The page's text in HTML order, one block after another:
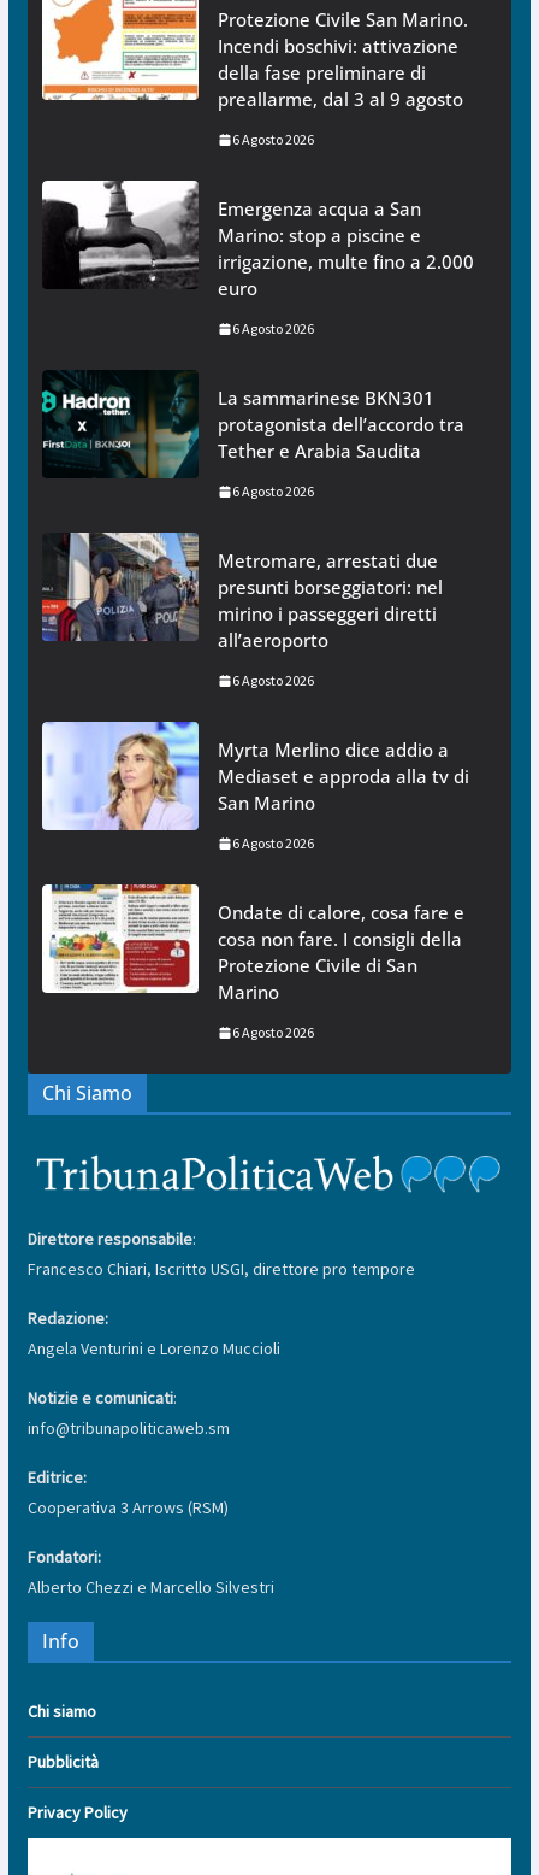
Protezione Civile San Marino.
Incendi boschivi: attivazione
della fase preliminare di
preallarme, dal 3 al 9 agosto
6 Agosto 2026
Emergenza acqua a San
Marino: stop a piscine e
irrigazione, multe fino a 2.000
euro
6 Agosto 2026
La sammarinese BKN301
protagonista dell’accordo tra
Tether e Arabia Saudita
6 Agosto 2026
Metromare, arrestati due
presunti borseggiatori: nel
mirino i passeggeri diretti
all’aeroporto
6 Agosto 2026
Myrta Merlino dice addio a
Mediaset e approda alla tv di
San Marino
6 Agosto 2026
Ondate di calore, cosa fare e
cosa non fare. I consigli della
Protezione Civile di San
Marino
6 Agosto 2026
Chi Siamo
Direttore responsabile:
Francesco Chiari, Iscritto USGI, direttore pro tempore
Redazione:
Angela Venturini e Lorenzo Muccioli
Notizie e comunicati:
info@tribunapoliticaweb.sm
Editrice:
Cooperativa 3 Arrows (RSM)
Fondatori:
Alberto Chezzi e Marcello Silvestri
Info
Chi siamo
Pubblicità
Privacy Policy